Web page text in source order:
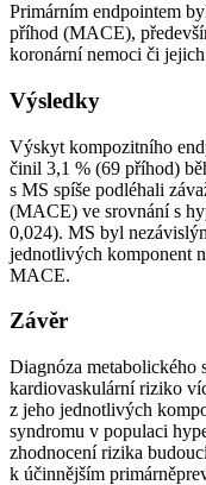
Primárním endpointem
příhod (MACE),
koronární nemoci či
Výsledky
Výskyt kompozitního
činil 3,1 % (69 příhod)
s MS spíše podléhali
(MACE) ve srovnání s
0,024). MS byl
jednotlivých komponent
MACE.
Závěr
Diagnóza metabolického
kardiovaskulární riziko
z jeho jednotlivých
syndromu v populaci
zhodnocení rizika
k účinnějším